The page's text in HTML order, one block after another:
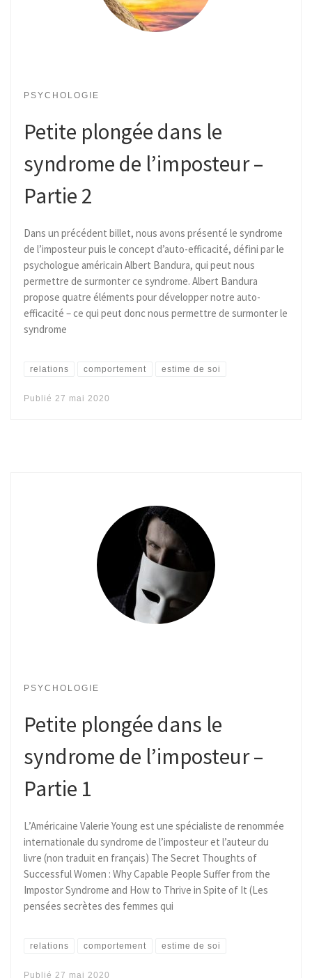
PSYCHOLOGIE
Petite plongée dans le
syndrome de l’imposteur –
Partie 2
Dans un précédent billet, nous avons présenté le syndrome
de l’imposteur puis le concept d’auto-efficacité, défini par le
psychologue américain Albert Bandura, qui peut nous
permettre de surmonter ce syndrome. Albert Bandura
propose quatre éléments pour développer notre auto-
efficacité – ce qui peut donc nous permettre de surmonter le
syndrome
relations comportement estime de soi
Publié 27 mai 2020
PSYCHOLOGIE
Petite plongée dans le
syndrome de l’imposteur –
Partie 1
L’Américaine Valerie Young est une spécialiste de renommée
internationale du syndrome de l’imposteur et l’auteur du
livre (non traduit en français) The Secret Thoughts of
Successful Women : Why Capable People Suffer from the
Impostor Syndrome and How to Thrive in Spite of It (Les
pensées secrètes des femmes qui
relations comportement estime de soi
Publié 27 mai 2020